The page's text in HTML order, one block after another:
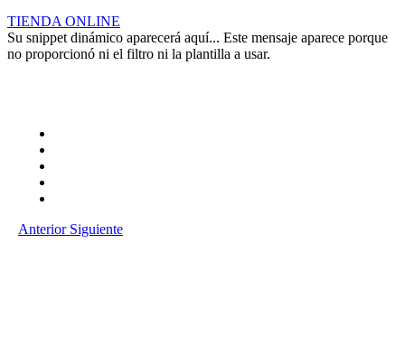
TIENDA ONLINE
Su snippet dinámico aparecerá aquí... Este mensaje aparece porque
no proporcionó ni el filtro ni la plantilla a usar.
Anterior Siguiente